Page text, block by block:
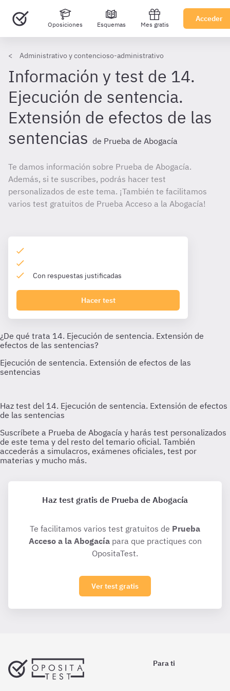
Oposiciones Esquemas Mes gratis
Acceder
Administrativo y contencioso-administrativo
Información y test de 14.
Ejecución de sentencia.
Extensión de efectos de las
sentencias de Prueba de Abogacía
Te damos información sobre Prueba de Abogacía.
Además, si te suscribes, podrás hacer test
personalizados de este tema. ¡También te facilitamos
varios test gratuitos de Prueba Acceso a la Abogacía!
Con respuestas justificadas
Hacer test
Haz test gratis de Prueba de Abogacía
Te facilitamos varios test gratuitos de Prueba
Acceso a la Abogacíapara que practiques con
OpositaTest.
Ver test gratis
Para ti